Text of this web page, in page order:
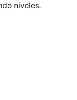
niveles.